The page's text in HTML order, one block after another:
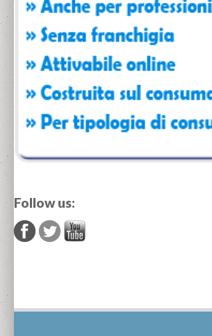
Follow us: